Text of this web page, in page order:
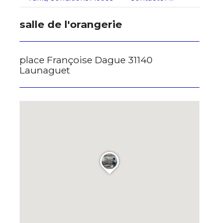
* Champ obligatoire
salle de l'orangerie
place Françoise Dague 31140
Launaguet